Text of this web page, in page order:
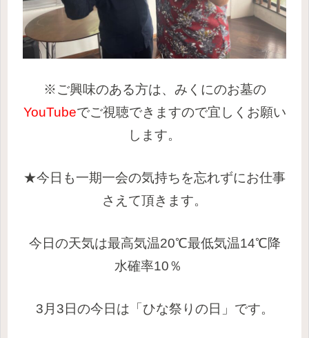
※ご興味のある方は、みくにのお墓の
YouTubeでご視聴できますので宜しくお願い
します。
★今日も一期一会の気持ちを忘れずにお仕事
さえて頂きます。
今日の天気は最高気温20℃最低気温14℃降
水確率10％
3月3日の今日は「ひな祭りの日」です。